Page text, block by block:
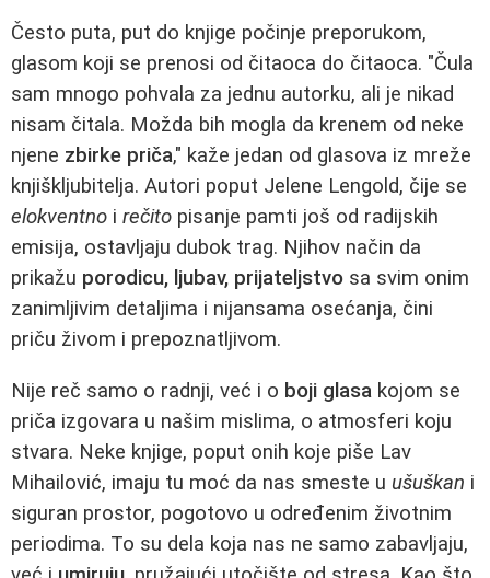
Često puta, put do knjige počinje preporukom,
glasom koji se prenosi od čitaoca do čitaoca. "Čula
sam mnogo pohvala za jednu autorku, ali je nikad
nisam čitala. Možda bih mogla da krenem od neke
njene zbirke priča," kaže jedan od glasova iz mreže
knjiškljubitelja. Autori poput Jelene Lengold, čije se
elokventno i rečito pisanje pamti još od radijskih
emisija, ostavljaju dubok trag. Njihov način da
prikažu porodicu, ljubav, prijateljstvo sa svim onim
zanimljivim detaljima i nijansama osećanja, čini
priču živom i prepoznatljivom.
Nije reč samo o radnji, već i o boji glasa kojom se
priča izgovara u našim mislima, o atmosferi koju
stvara. Neke knjige, poput onih koje piše Lav
Mihailović, imaju tu moć da nas smeste u ušuškan i
siguran prostor, pogotovo u određenim životnim
periodima. To su dela koja nas ne samo zabavljaju,